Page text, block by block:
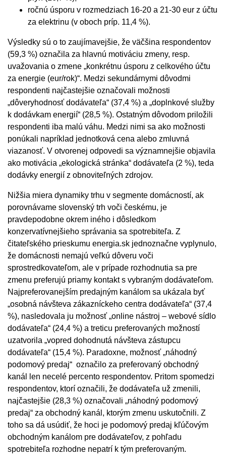
ročnú úsporu v rozmedziach 16-20 a 21-30 eur z účtu
za elektrinu (v oboch príp. 11,4 %).
Výsledky sú o to zaujímavejšie, že väčšina respondentov
(59,3 %) označila za hlavnú motiváciu zmeny, resp.
uvažovania o zmene „konkrétnu úsporu z celkového účtu
za energie (eur/rok)“. Medzi sekundárnymi dôvodmi
respondenti najčastejšie označovali možnosti
„dôveryhodnosť dodávateľa“ (37,4 %) a „doplnkové služby
k dodávkam energií“ (28,5 %). Ostatným dôvodom priložili
respondenti iba malú váhu. Medzi nimi sa ako možnosti
ponúkali napríklad jednotková cena alebo zmluvná
viazanosť. V otvorenej odpovedi sa významnejšie objavila
ako motivácia „ekologická stránka“ dodávateľa (2 %), teda
dodávky energií z obnoviteľných zdrojov.
Nižšia miera dynamiky trhu v segmente domácností, ak
porovnávame slovenský trh voči českému, je
pravdepodobne okrem iného i dôsledkom
konzervatívnejšieho správania sa spotrebiteľa. Z
čitateľského prieskumu energia.sk jednoznačne vyplynulo,
že domácnosti nemajú veľkú dôveru voči
sprostredkovateľom, ale v prípade rozhodnutia sa pre
zmenu preferujú priamy kontakt s vybraným dodávateľom.
Najpreferovanejším predajným kanálom sa ukázala byť
„osobná návšteva zákazníckeho centra dodávateľa“ (37,4
%), nasledovala ju možnosť „online nástroj – webové sídlo
dodávateľa“ (24,4 %) a treticu preferovaných možností
uzatvorila „vopred dohodnutá návšteva zástupcu
dodávateľa“ (15,4 %). Paradoxne, možnosť „náhodný
podomový predaj“ označilo za preferovaný obchodný
kanál len necelé percento respondentov. Pritom spomedzi
respondentov, ktorí označili, že dodávateľa už zmenili,
najčastejšie (28,3 %) označovali „náhodný podomový
predaj“ za obchodný kanál, ktorým zmenu uskutočnili. Z
toho sa dá usúdiť, že hoci je podomový predaj kľúčovým
obchodným kanálom pre dodávateľov, z pohľadu
spotrebiteľa rozhodne nepatrí k tým preferovaným.